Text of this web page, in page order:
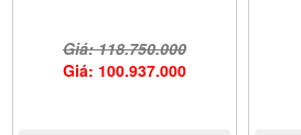
Giá: 118.750.000
Giá: 100.937.000